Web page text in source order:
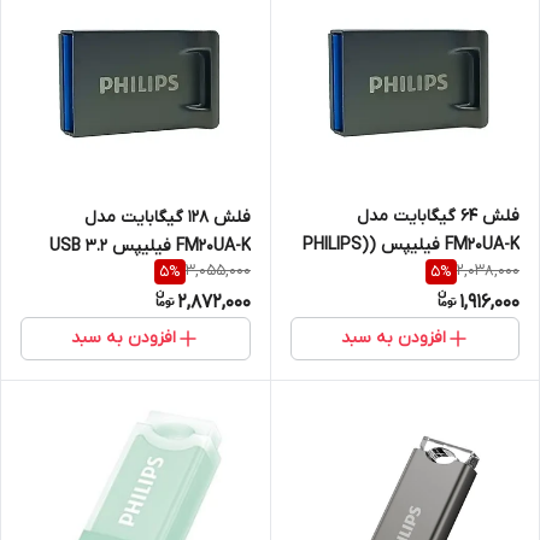
فلش 64 گیگابایت مدل
FM20UA-K فیلیپس (PHILIPS)
USB 3.2
2,038,000
5%
1,916,000
افزودن به سبد
فلش 128 گیگابایت مدل
FM20UA-K فیلیپس USB 3.2
3,055,000
5%
2,872,000
افزودن به سبد